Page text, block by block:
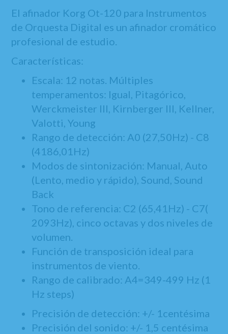
El afinador Korg Ot-120 para Instrumentos
de Orquesta Digital es un afinador cromático
profesional de estudio.
Características:
Escala: 12 notas. Múltiples
temperamentos: Igual, Pitagórico,
Werckmeister III, Kirnberger III, Kellner,
Valotti, Young
Rango de detección: A0 (27,50Hz) - C8
(4186,01Hz)
Modos de sintonización: Manual, Auto
(Lento, medio y rápido), Sound, Sound
Back
Tono de referencia: C2 (65,41Hz) - C7(
2093Hz), cinco octavas y dos niveles de
volumen.
Función de transposición ideal para
instrumentos de viento.
Rango de calibrado: A4=349-499 Hz (1
Hz steps)
Precisión de detección: +/- 1centésima
Precisión del sonido: +/- 1,5 centésima